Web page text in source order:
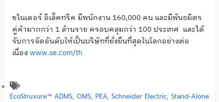
ชไนเดอร์ อิเล็คทริค มีพนักงาน 160,000 คน และมีพันธมิตร
คู่ค้ามากกว่า 1 ล้านราย ครอบคลุมกว่า 100 ประเทศ และได้
รับการจัดอันดับให้เป็นบริษัทที่ยั่งยืนที่สุดในโลกอย่างต่อ
เนื่อง www.se.com/th
EcoStruxure™ ADMS, OMS, PEA, Schneider Electric, Stand-Alone